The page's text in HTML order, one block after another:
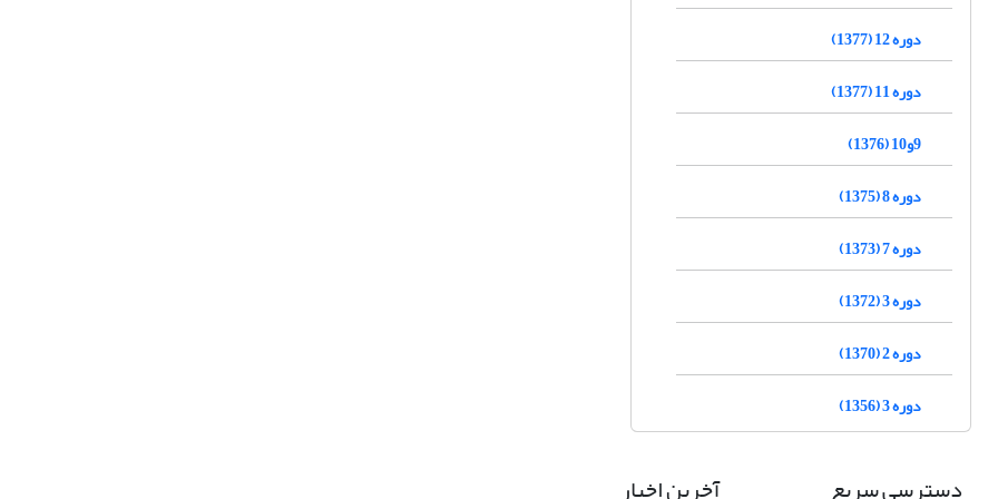
دوره 12 (1377)
دوره 11 (1377)
9و10 (1376)
دوره 8 (1375)
دوره 7 (1373)
دوره 3 (1372)
دوره 2 (1370)
دوره 3 (1356)
دسترسی سریع آخرین اخبار